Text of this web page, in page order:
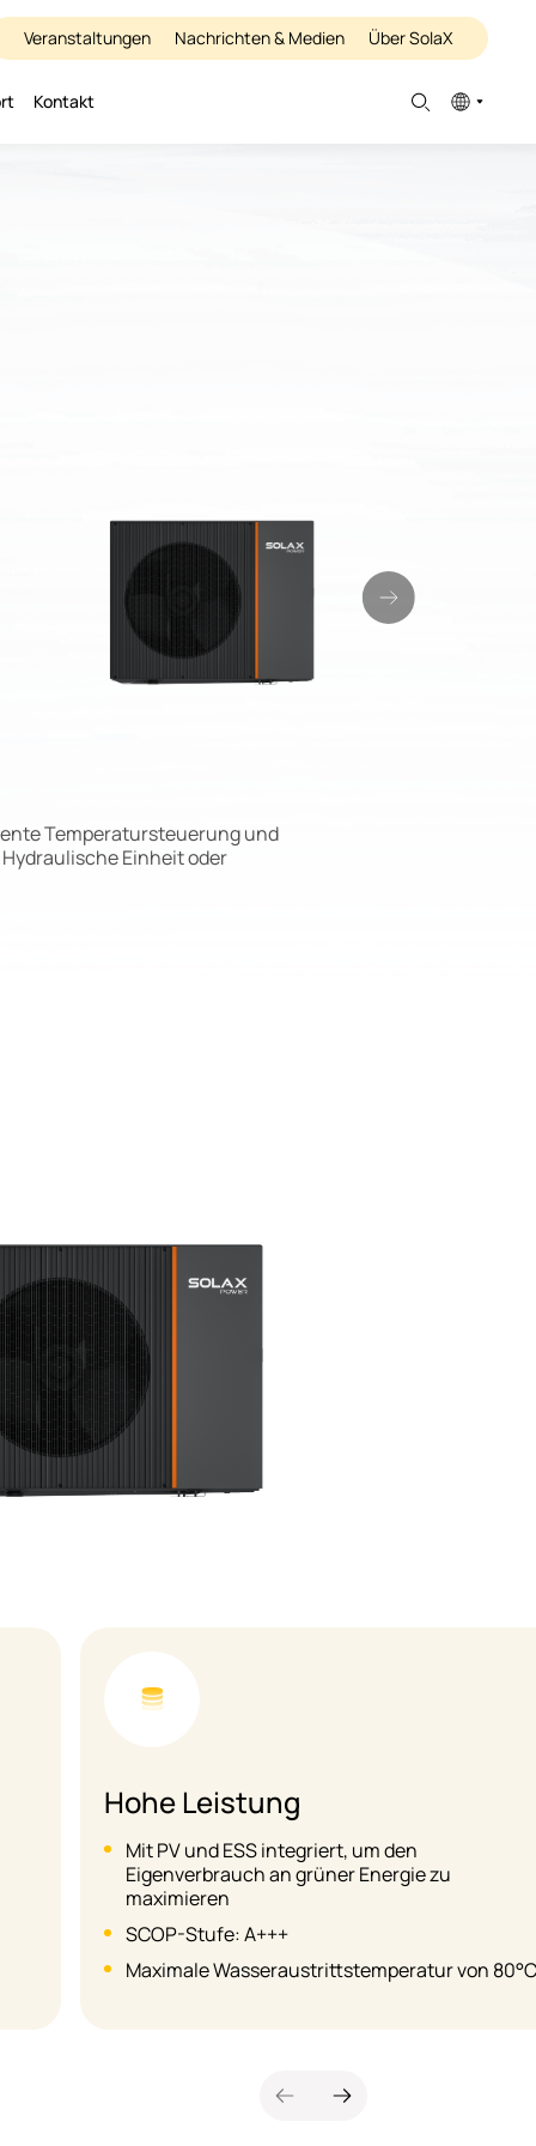
Veranstaltungen Nachrichten & Medien Über SolaX
Kontakt
Temperatursteuerung und
Einheit oder
Flexibilität
Verfügbar in 5 Kapazitätsgrößen (8 bis 16 kW),
geeignet für Renovierungen und neue große
Gebäude
Hohe Interoperabilität, SG-bereit, Modbus
TCP/RTU unterstützt